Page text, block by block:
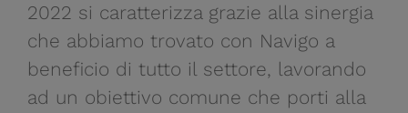
2022 si caratterizza grazie alla sinergia
che abbiamo trovato con Navigo a
beneficio di tutto il settore, lavorando
ad un obiettivo comune che porti alla